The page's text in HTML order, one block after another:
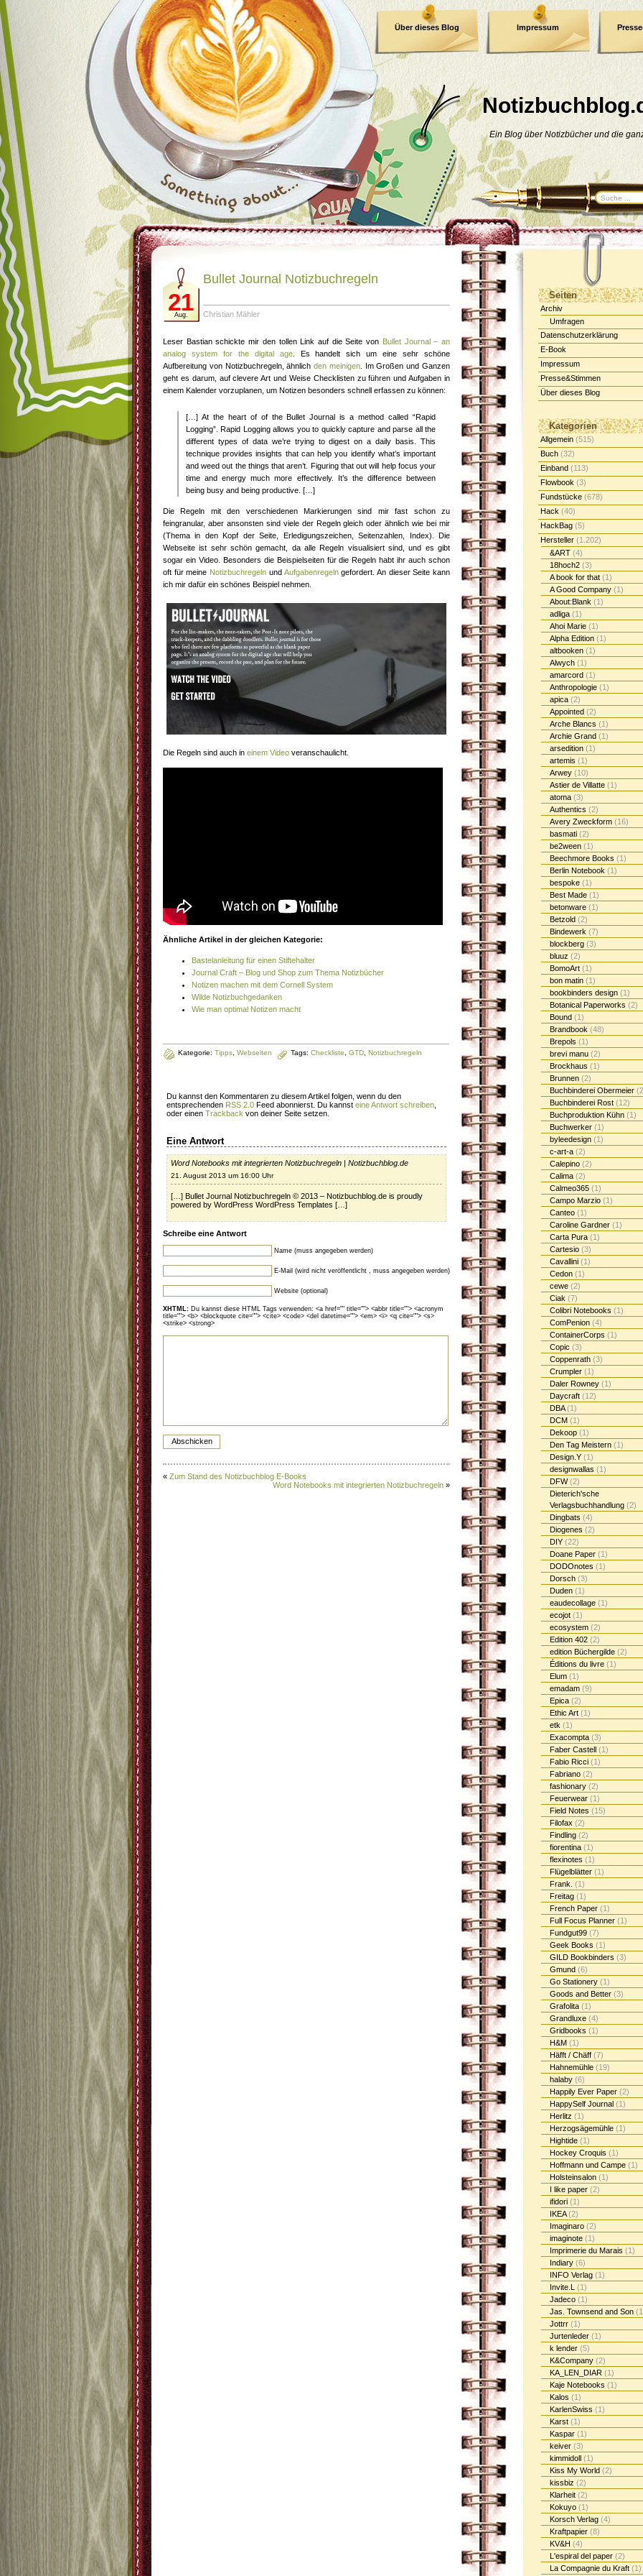
Ein Blog über Notizbücher und die
Über dieses Blog Impressum
Datenschutzerklärung
Seiten
Archiv
Umfragen
Datenschutzerklärung
E-Book
Impressum
Presse&Stimmen
Über dieses Blog
Kategorien
Allgemein (515)
Buch (32)
Einband (113)
Flowbook (3)
Fundstücke (678)
Hack (40)
HackBag (5)
Hersteller (1.202)
&ART (4)
18hoch2 (3)
A book for that (1)
A Good Company (1)
About:Blank (1)
adliga (1)
Ahoi Marie (1)
Alpha Edition (1)
altbooken (1)
Alwych (1)
amarcord (1)
Anthropologie (1)
apica (2)
Appointed (2)
Arche Blancs (1)
Archie Grand (1)
arsedition (1)
artemis (1)
Arwey (10)
Astier de Villatte (1)
atoma (3)
Authentics (2)
Avery Zweckform (16)
basmati (2)
be2ween (1)
Beechmore Books (1)
Berlin Notebook (1)
bespoke (1)
Best Made (1)
betonware (1)
Betzold (2)
Bindewerk (7)
blockberg (3)
bluuz (2)
BomoArt (1)
bon matin (1)
bookbinders design (1)
Botanical Paperworks (2)
Bound (1)
Brandbook (48)
Brepols (1)
brevi manu (2)
Brockhaus (1)
Brunnen (2)
Buchbinderei Obermeier
Buchbinderei Rost (12)
Buchproduktion Kühn (1)
Buchwerker (1)
byleedesign (1)
c-art-a (2)
Calepino (2)
Calima (2)
Calmeo365 (1)
Campo Marzio (1)
Canteo (1)
Caroline Gardner (1)
Carta Pura (1)
Cartesio (3)
Cavallini (1)
Cedon (1)
cewe (2)
Ciak (7)
Colibri Notebooks (1)
ComPenion (4)
ContainerCorps (1)
Copic (3)
Coppenrath (3)
Crumpler (1)
Daler Rowney (1)
Daycraft (12)
DBA(1)
DCM (1)
Dekoop (1)
Den Tag Meistern (1)
Design.Y (1)
designwallas (1)
DFW(2)
Dieterich'sche
Verlagsbuchhandlung (2)
Dingbats (4)
Diogenes (2)
DIY (22)
Doane Paper (1)
DODOnotes (1)
Dorsch (3)
Duden (1)
eaudecollage (1)
ecojot (1)
ecosystem (2)
Edition 402 (2)
edition Büchergilde (2)
Éditions du livre (1)
Elum (1)
emadam (9)
Epica (2)
Ethic Art (1)
etk (1)
Exacompta (3)
Faber Castell (1)
Fabio Ricci (1)
Fabriano (2)
fashionary (2)
Feuerwear (1)
Field Notes (15)
Filofax (2)
Findling (2)
fiorentina (1)
flexinotes (1)
Flügelblätter (1)
Frank. (1)
Freitag (1)
French Paper (1)
Full Focus Planner (1)
Fundgut99 (7)
Geek Books (1)
GILD Bookbinders (3)
Gmund (6)
Go Stationery (1)
Goods and Better (3)
Grafolita (1)
Grandluxe (4)
Gridbooks (1)
H&M (1)
Häfft / Chäff (7)
Hahnemühle (19)
halaby (6)
Happily Ever Paper (2)
HappySelf Journal (1)
Herlitz (1)
Herzogsägemühle (1)
Hightide (1)
Hockey Croquis (1)
Hoffmann und Campe (1)
Holsteinsalon (1)
I like paper (2)
ifidori (1)
IKEA(2)
Imaginaro (2)
imaginote (1)
Imprimerie du Marais (1)
Indiary (6)
INFO Verlag (1)
Invite.L (1)
Jadeco (1)
Jas. Townsend and Son
Jottrr (1)
Jurtenleder (1)
k lender (5)
K&Company (2)
KA_LEN_DIAR (1)
Kaje Notebooks (1)
Kalos (1)
KarlenSwiss (1)
Karst (1)
Kaspar (1)
keiver (3)
kimmidoll (1)
Kiss My World (2)
kissbiz (2)
Klarheit (2)
Kokuyo (1)
Korsch Verlag (4)
Kraftpapier (8)
KV&H (4)
L'espiral del paper (2)
La Compagnie du Kraft (1)
21
Aug.
Bullet Journal Notizbuchregeln
Christian Mähler
Leser Bastian schickte mir den tollen Link auf die Seite von Bullet Journal – an
analog system for the digital age. Es handelt sich um eine sehr schöne
Aufbereitung von Notizbuchregeln, ähnlichden meinigen. Im Großen und Ganzen
geht es darum, auf clevere Art und Weise Checklisten zu führen und Aufgaben in
einem Kalender vorzuplanen, um Notizen besonders schnell erfassen zu können:
[…] At the heart of of the Bullet Journal is a method called “Rapid
Logging”. Rapid Logging allows you to quickly capture and parse all the
different types of data we’re trying to digest on a daily basis. This
technique provides insights that can help you identify what’s important
and weed out the things that aren’t. Figuring that out will help focus your
time and energy much more effectively. It’s the difference between
being busy and being productive. […]
Die Regeln mit den verschiedenen Markierungen sind mir fast schon zu
feingranular, aber ansonsten sind viele der Regeln gleich oder ähnlich wie bei mir
(Thema in den Kopf der Seite, Erledigungszeichen, Seitenzahlen, Index). Die
Webseite ist sehr schön gemacht, da alle Regeln visualisiert sind, und es gibt
sogar ein Video. Besonders die Beispielseiten für die Regeln habt ihr auch schon
oft für meine Notizbuchregeln und Aufgabenregelngefordert. An dieser Seite kann
ich mir dafür ein schönes Beispiel nehmen.
Die Regeln sind auch in einem Video veranschaulicht.
Ähnliche Artikel in der gleichen Kategorie:
Bastelanleitung für einen Stiftehalter
Journal Craft – Blog und Shop zum Thema Notizbücher
Notizen machen mit dem Cornell System
Wilde Notizbuchgedanken
Wie man optimal Notizen macht
Kategorie: Tipps Webseiten Tags: Checkliste GTD Notizbuchregeln
Du kannst den Kommentaren zu diesem Artikel folgen, wenn du den
entsprechenden RSS 2.0 Feed abonnierst. Du kannst eine Antwort schreiben
oder einen Trackback von deiner Seite setzen.
Eine Antwort
Word Notebooks mit integrierten Notizbuchregeln | Notizbuchblog.de
21. August 2013 um 16:00 Uhr
[…] Bullet Journal Notizbuchregeln © 2013 – Notizbuchblog.de is proudly
powered by WordPress WordPress Templates […]
Schreibe eine Antwort
Name (muss angegeben werden)
E-Mail (wird nicht veröffentlicht , muss angegeben werden)
Website (optional)
XHTML: Du kannst diese HTML Tags verwenden: <a href="" title=""> <abbr title=""> <acronym
title=""> <b> <blockquote cite=""> <cite> <code> <del datetime=""> <em> <i> <q cite=""> <s>
<strike> <strong>
« Zum Stand des Notizbuchblog E-Books
Word Notebooks mit integrierten Notizbuchregeln »